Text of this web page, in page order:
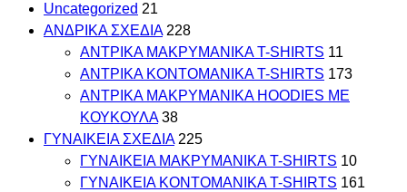
Uncategorized 21
ΑΝΔΡΙΚΑ ΣΧΕΔΙΑ 228
ΑΝΤΡΙΚΑ MAKΡYMANIKA T-SHIRTS 11
ΑΝΤΡΙΚΑ ΚΟΝΤΟΜΑΝΙΚΑ T-SHIRTS 173
ΑΝΤΡΙΚΑ ΜΑΚΡΥΜΑΝΙΚΑ HOODIES ΜΕ
ΚΟΥΚΟΥΛΑ 38
ΓΥΝΑΙΚΕΙΑ ΣΧΕΔΙΑ 225
ΓΥΝΑΙΚΕΙΑ MAKΡYMANIKA T-SHIRTS 10
ΓΥΝΑΙΚΕΙΑ ΚΟΝΤΟΜΑΝΙΚΑ T-SHIRTS 161